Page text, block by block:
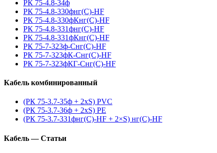
РК 75-4.8-34ф
РК 75-4.8-330фнг(С)-HF
РК 75-4.8-330фКнг(С)-HF
РК 75-4.8-331фнг(С)-HF
РК 75-4.8-331фКнг(С)-HF
РК 75-7-323ф-Снг(С)-HF
РК 75-7-323фК-Снг(С)-HF
РК 75-7-323фКГ-Снг(С)-HF
Кабель комбинированный
(РК 75-3.7-35ф + 2xS) PVC
(РК 75-3.7-36ф + 2xS) PE
(РК 75-3.7-331фнг(С)-HF + 2×S) нг(С)-HF
Кабель — Статьи